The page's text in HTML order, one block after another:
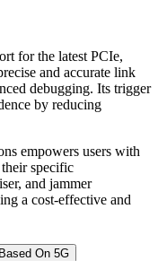
for the latest PCIe,
and accurate link
debugging. Its trigger
by reducing
empowers users with
specific
and jammer
a cost-effective and
On 5G